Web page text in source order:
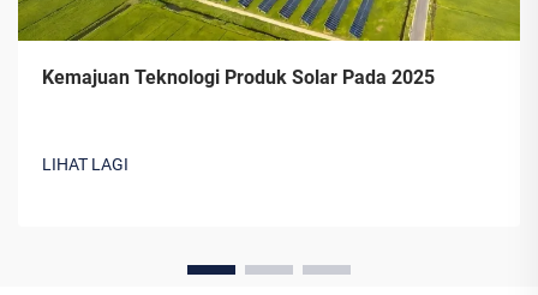
Kemajuan Teknologi Produk Solar Pada 2025
LIHAT LAGI